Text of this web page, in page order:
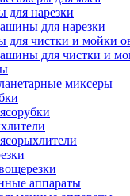
нарезки
для нарезки
чистки и мойки
для чистки и
миксеры
аппараты